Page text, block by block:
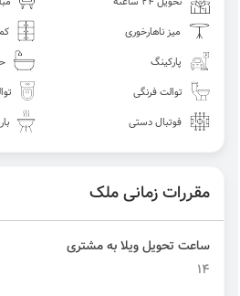
میز ناهارخوری
پارکینگ
توالت فرنگی
فوتبال دستی
مقررات زمانی ملک
ساعت تحویل ویلا به مشتری
14